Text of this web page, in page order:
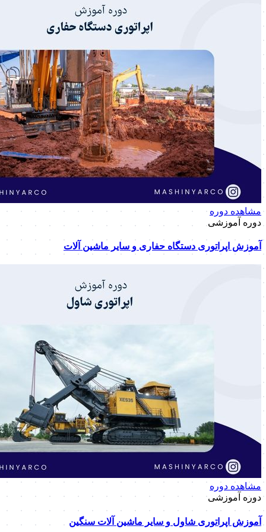
مشاهده دوره
دوره آموزشی
آموزش اپراتوری دستگاه حفاری و سایر ماشین آلات
مشاهده دوره
دوره آموزشی
آموزش اپراتوری شاول و سایر ماشین آلات سنگین